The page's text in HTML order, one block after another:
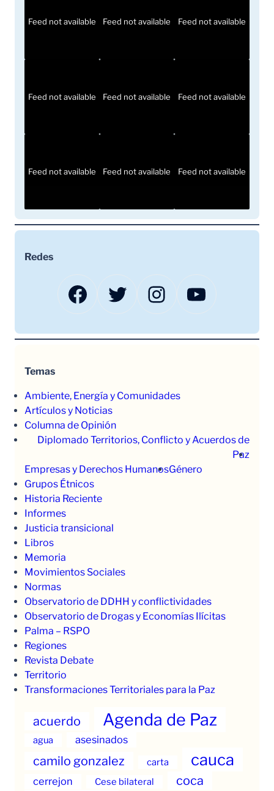
Feed not available Feed not available Feed not available
Feed not available Feed not available Feed not available
Feed not available Feed not available Feed not available
Redes
Facebook Twitter Instagram YouTube
Temas
Ambiente, Energía y Comunidades
Artículos y Noticias
Columna de Opinión
Diplomado Territorios, Conflicto y Acuerdos de
Paz
Empresas y Derechos HumanosGénero
Grupos Étnicos
Historia Reciente
Informes
Justicia transicional
Libros
Memoria
Movimientos Sociales
Normas
Observatorio de DDHH y conflictividades
Observatorio de Drogas y Economías Ilícitas
Palma – RSPO
Regiones
Revista Debate
Territorio
Transformaciones Territoriales para la Paz
acuerdo Agenda de Paz
agua asesinados
camilo gonzalez carta cauca
cerrejon Cese bilateral coca